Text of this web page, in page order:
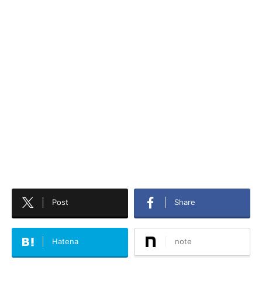
Post Share
Hatena note